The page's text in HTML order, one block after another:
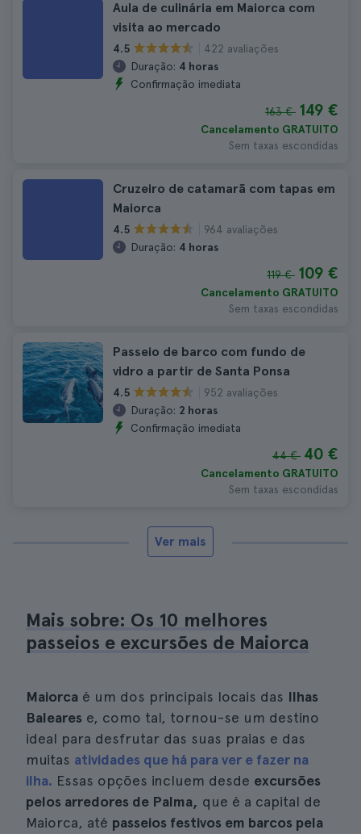
Aula de culinária em Maiorca com
visita ao mercado
4.5
422 avaliações
Duração: 4 horas
Confirmação imediata
163 € 149 €
Cancelamento GRATUITO
Sem taxas escondidas
Cruzeiro de catamarã com tapas em
Maiorca
4.5
964 avaliações
Duração: 4 horas
119 € 109 €
Cancelamento GRATUITO
Sem taxas escondidas
Passeio de barco com fundo de
vidro a partir de Santa Ponsa
4.5
952 avaliações
Duração: 2 horas
Confirmação imediata
44 € 40 €
Cancelamento GRATUITO
Sem taxas escondidas
Ver mais
Mais sobre: Os 10 melhores
passeios e excursões de Maiorca
Maiorca é um dos principais locais das Ilhas
Baleares e, como tal, tornou-se um destino
ideal para desfrutar das suas praias e das
muitas atividades que há para ver e fazer na
ilha. Essas opções incluem desde excursões
pelos arredores de Palma, que é a capital de
Maiorca, até passeios festivos em barcos pela